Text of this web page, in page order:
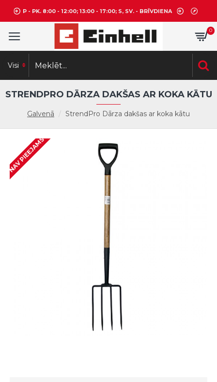
P - PK. 8:00 - 12:00; 13:00 - 17:00; S, SV. - BRĪVDIENA
0
Visi
Galvenā StrendPro Dārza dakšas ar koka kātu
STRENDPRO DĀRZA DAKŠAS AR KOKA KĀTU
NAV PIEEJAMS